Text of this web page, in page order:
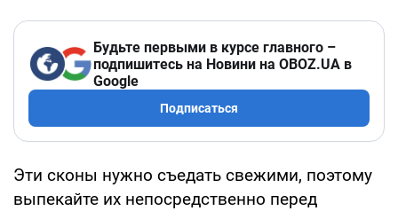
Будьте первыми в курсе главного –
подпишитесь на Новини на OBOZ.UA в
Google
Подписаться
Эти сконы нужно съедать свежими, поэтому
выпекайте их непосредственно перед